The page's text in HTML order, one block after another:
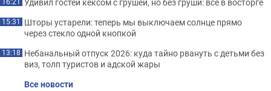
15:31 Шторы устарели: теперь мы выключаем солнце прямо
через стекло одной кнопкой
13:18 Небанальный отпуск 2026: куда тайно рвануть с детьми без
виз, толп туристов и адской жары
Все новости